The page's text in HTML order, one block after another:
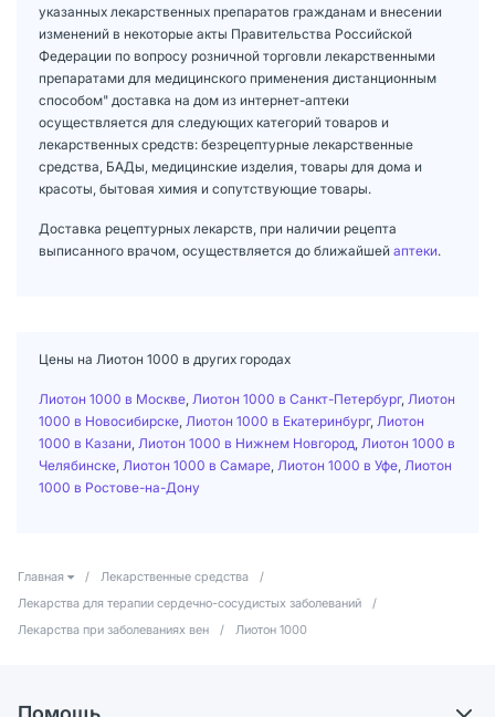
указанных лекарственных препаратов гражданам и внесении
изменений в некоторые акты Правительства Российской
Федерации по вопросу розничной торговли лекарственными
препаратами для медицинского применения дистанционным
способом" доставка на дом из интернет-аптеки
осуществляется для следующих категорий товаров и
лекарственных средств: безрецептурные лекарственные
средства, БАДы, медицинские изделия, товары для дома и
красоты, бытовая химия и сопутствующие товары.
Доставка рецептурных лекарств, при наличии рецепта
выписанного врачом, осуществляется до ближайшей аптеки.
Цены на Лиотон 1000 в других городах
Лиотон 1000 в Москве Лиотон 1000 в Санкт-Петербург, Лиотон
1000 в Новосибирске Лиотон 1000 в Екатеринбург, Лиотон
1000 в Казани Лиотон 1000 в Нижнем Новгород Лиотон 1000 в
Челябинске Лиотон 1000 в Самаре Лиотон 1000 в Уфе Лиотон
1000 в Ростове-на-Дону
Главная / Лекарственные средства
/
Лекарства для терапии сердечно-сосудистых заболеваний
/
Лекарства при заболеваниях вен
/ Лиотон 1000